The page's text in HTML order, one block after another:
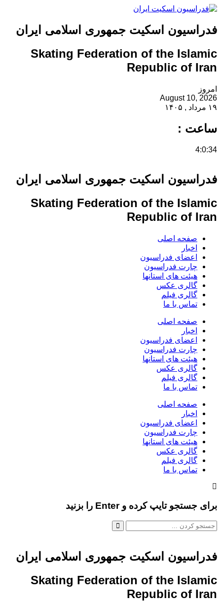
فدراسیون اسکیت جمهوری اسلامی ایران
Skating Federation of the Islamic
Republic of Iran
امروز
August 10, 2026
۱۹ مرداد , ۱۴۰۵
ساعت :
4:0:34
فدراسیون اسکیت جمهوری اسلامی ایران
Skating Federation of the Islamic
Republic of Iran
صفحه اصلی
اخبار
اعضای فدراسیون
چارت فدراسیون
هیئت های استانها
گالری عکس
گالری فیلم
تماس با ما
صفحه اصلی
اخبار
اعضای فدراسیون
چارت فدراسیون
هیئت های استانها
گالری عکس
گالری فیلم
تماس با ما
صفحه اصلی
اخبار
اعضای فدراسیون
چارت فدراسیون
هیئت های استانها
گالری عکس
گالری فیلم
تماس با ما
برای جستجو تایپ کرده و Enter را بزنید
فدراسیون اسکیت جمهوری اسلامی ایران
Skating Federation of the Islamic
Republic of Iran